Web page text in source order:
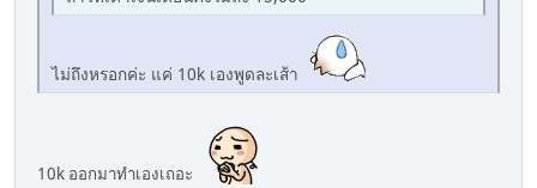
ไม่ถึงหรอกค่ะ แค่ 10k เองพูดละเส้า
10k ออกมาทำเองเถอะ